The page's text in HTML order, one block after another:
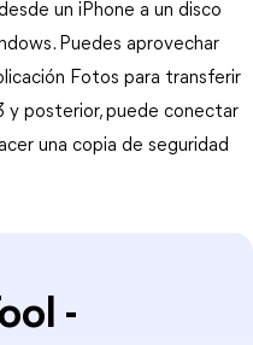
un iPhone a un disco
Puedes aprovechar
Fotos para transferir
y posterior, puede conectar
una copia de seguridad
-